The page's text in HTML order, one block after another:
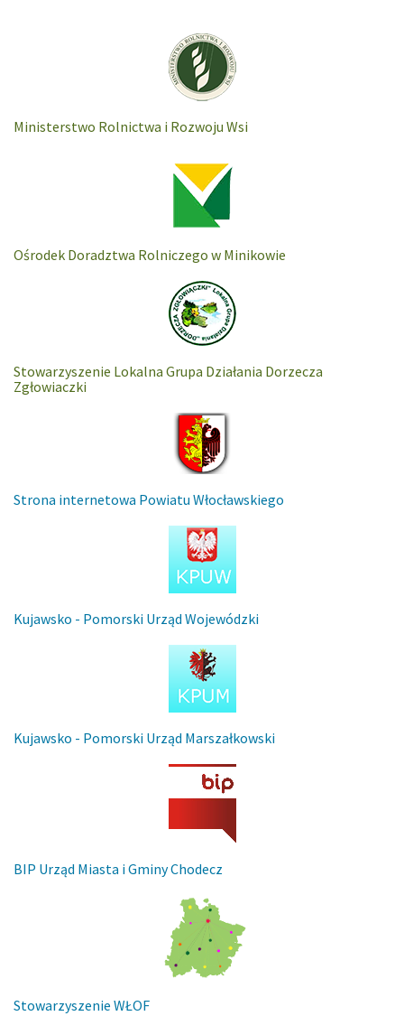
Ministerstwo Rolnictwa i Rozwoju Wsi
Ośrodek Doradztwa Rolniczego w Minikowie
Stowarzyszenie Lokalna Grupa Działania Dorzecza
Zgłowiaczki
Strona internetowa Powiatu Włocławskiego
Kujawsko - Pomorski Urząd Wojewódzki
Kujawsko - Pomorski Urząd Marszałkowski
BIP Urząd Miasta i Gminy Chodecz
Stowarzyszenie WŁOF